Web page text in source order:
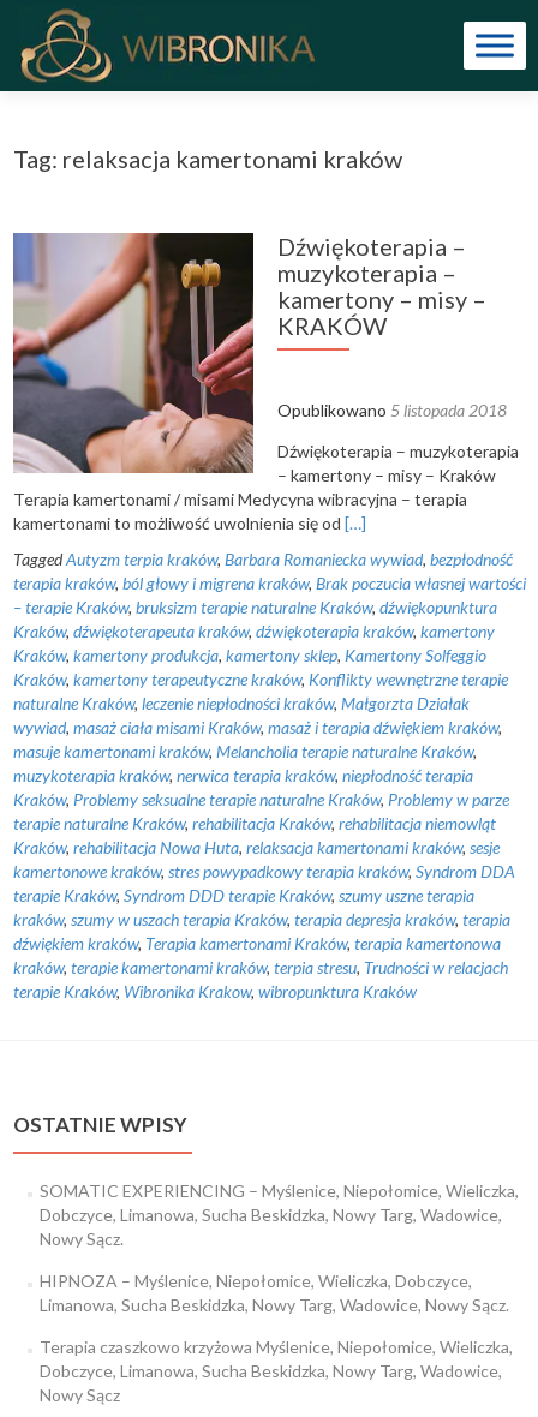
Tag: relaksacja kamertonami kraków
Dźwiękoterapia –
muzykoterapia –
kamertony – misy –
KRAKÓW
Opublikowano 5 listopada 2018
Dźwiękoterapia – muzykoterapia
– kamertony – misy – Kraków
Terapia kamertonami / misami Medycyna wibracyjna – terapia
kamertonami to możliwość uwolnienia się od […]
TaggedAutyzm terpia kraków, Barbara Romaniecka wywiad, bezpłodność
terapia kraków, ból głowy i migrena kraków, Brak poczucia własnej wartości
– terapie Kraków, bruksizm terapie naturalne Kraków, dźwiękopunktura
Kraków, dźwiękoterapeuta kraków, dźwiękoterapia kraków, kamertony
Kraków, kamertony produkcja, kamertony sklep, Kamertony Solfeggio
Kraków, kamertony terapeutyczne kraków, Konflikty wewnętrzne terapie
naturalne Kraków, leczenie niepłodności kraków, Małgorzta Działak
wywiad, masaż ciała misami Kraków, masaż i terapia dźwiękiem kraków,
masuje kamertonami kraków, Melancholia terapie naturalne Kraków,
muzykoterapia kraków, nerwica terapia kraków, niepłodność terapia
Kraków, Problemy seksualne terapie naturalne Kraków, Problemy w parze
terapie naturalne Kraków, rehabilitacja Kraków, rehabilitacja niemowląt
Kraków, rehabilitacja Nowa Huta, relaksacja kamertonami kraków, sesje
kamertonowe kraków, stres powypadkowy terapia kraków, Syndrom DDA
terapie Kraków, Syndrom DDD terapie Kraków, szumy uszne terapia
kraków, szumy w uszach terapia Kraków, terapia depresja kraków, terapia
dźwiękiem kraków, Terapia kamertonami Kraków, terapia kamertonowa
kraków, terapie kamertonami kraków, terpia stresu, Trudności w relacjach
terapie Kraków, Wibronika Krakow, wibropunktura Kraków
OSTATNIE WPISY
SOMATIC EXPERIENCING – Myślenice, Niepołomice, Wieliczka,
Dobczyce, Limanowa, Sucha Beskidzka, Nowy Targ, Wadowice,
Nowy Sącz.
HIPNOZA – Myślenice, Niepołomice, Wieliczka, Dobczyce,
Limanowa, Sucha Beskidzka, Nowy Targ, Wadowice, Nowy Sącz.
Terapia czaszkowo krzyżowa Myślenice, Niepołomice, Wieliczka,
Dobczyce, Limanowa, Sucha Beskidzka, Nowy Targ, Wadowice,
Nowy Sącz